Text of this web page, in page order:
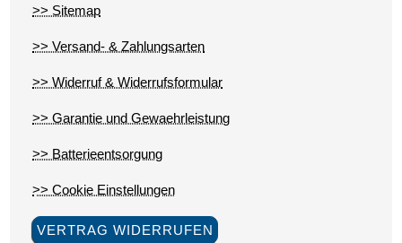
>> Sitemap
>> Versand- & Zahlungsarten
>> Widerruf & Widerrufsformular
>> Garantie und Gewaehrleistung
>> Batterieentsorgung
>> Cookie Einstellungen
VERTRAG WIDERRUFEN